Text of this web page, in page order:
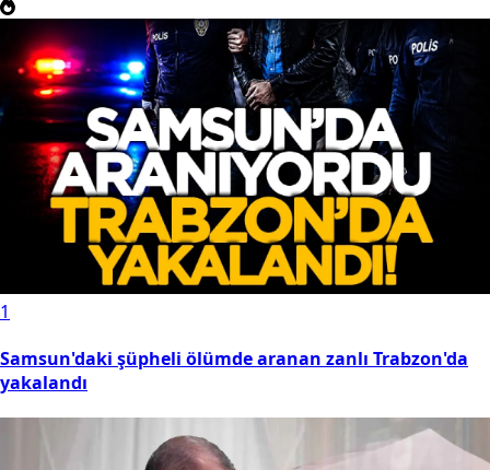
1
Samsun'daki şüpheli ölümde aranan zanlı Trabzon'da
yakalandı